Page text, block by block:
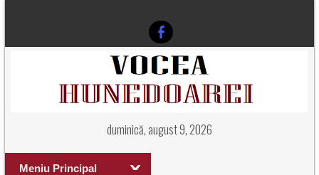
duminică, august 9, 2026
Meniu Principal